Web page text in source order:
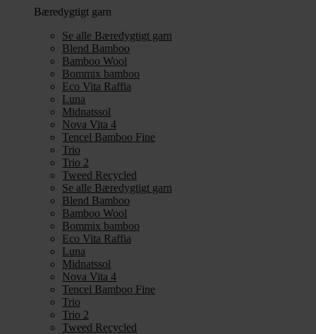
Bæredygtigt garn
Se alle Bæredygtigt garn
Blend Bamboo
Bamboo Wool
Bommix bamboo
Eco Vita Raffia
Luna
Midnatssol
Nova Vita 4
Tencel Bamboo Fine
Trio
Trio 2
Tweed Recycled
Se alle Bæredygtigt garn
Blend Bamboo
Bamboo Wool
Bommix bamboo
Eco Vita Raffia
Luna
Midnatssol
Nova Vita 4
Tencel Bamboo Fine
Trio
Trio 2
Tweed Recycled